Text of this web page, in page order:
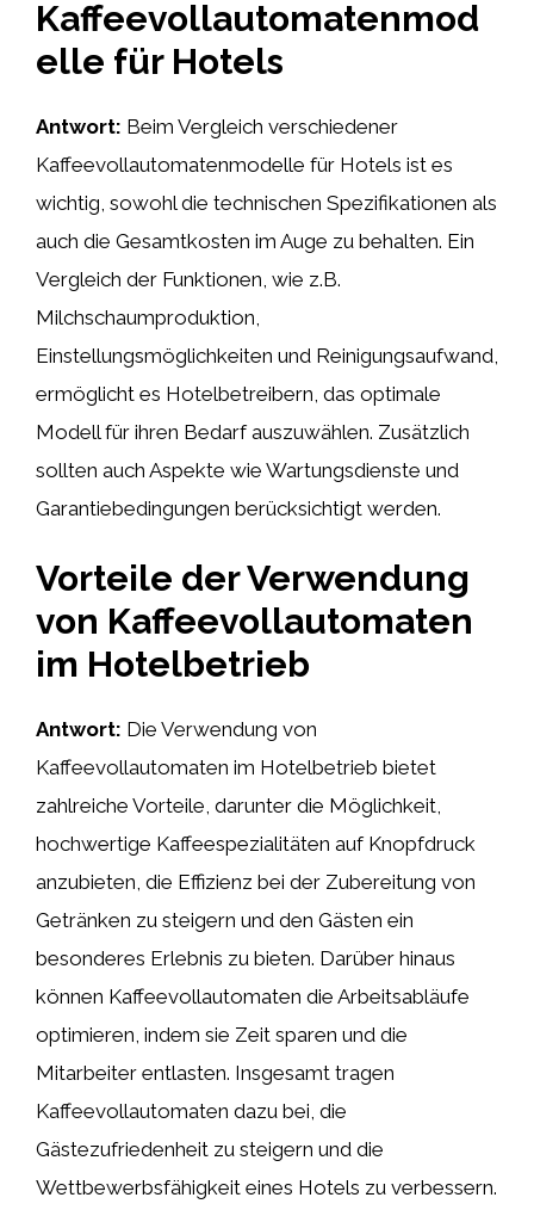
Kaffeevollautomatenmod
elle für Hotels
Antwort: Beim Vergleich verschiedener
Kaffeevollautomatenmodelle für Hotels ist es
wichtig, sowohl die technischen Spezifikationen als
auch die Gesamtkosten im Auge zu behalten. Ein
Vergleich der Funktionen, wie z.B.
Milchschaumproduktion,
Einstellungsmöglichkeiten und Reinigungsaufwand,
ermöglicht es Hotelbetreibern, das optimale
Modell für ihren Bedarf auszuwählen. Zusätzlich
sollten auch Aspekte wie Wartungsdienste und
Garantiebedingungen berücksichtigt werden.
Vorteile der Verwendung
von Kaffeevollautomaten
im Hotelbetrieb
Antwort: Die Verwendung von
Kaffeevollautomaten im Hotelbetrieb bietet
zahlreiche Vorteile, darunter die Möglichkeit,
hochwertige Kaffeespezialitäten auf Knopfdruck
anzubieten, die Effizienz bei der Zubereitung von
Getränken zu steigern und den Gästen ein
besonderes Erlebnis zu bieten. Darüber hinaus
können Kaffeevollautomaten die Arbeitsabläufe
optimieren, indem sie Zeit sparen und die
Mitarbeiter entlasten. Insgesamt tragen
Kaffeevollautomaten dazu bei, die
Gästezufriedenheit zu steigern und die
Wettbewerbsfähigkeit eines Hotels zu verbessern.